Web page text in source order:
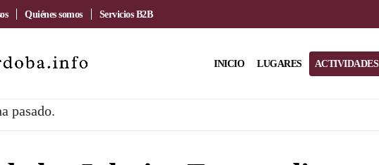
Quiénes somos Servicios B2B
INICIO LUGARES ACTIVIDADES
pasado.